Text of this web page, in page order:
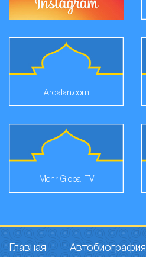
Ardalan.com
Mehr Global TV
Главная Автобиография